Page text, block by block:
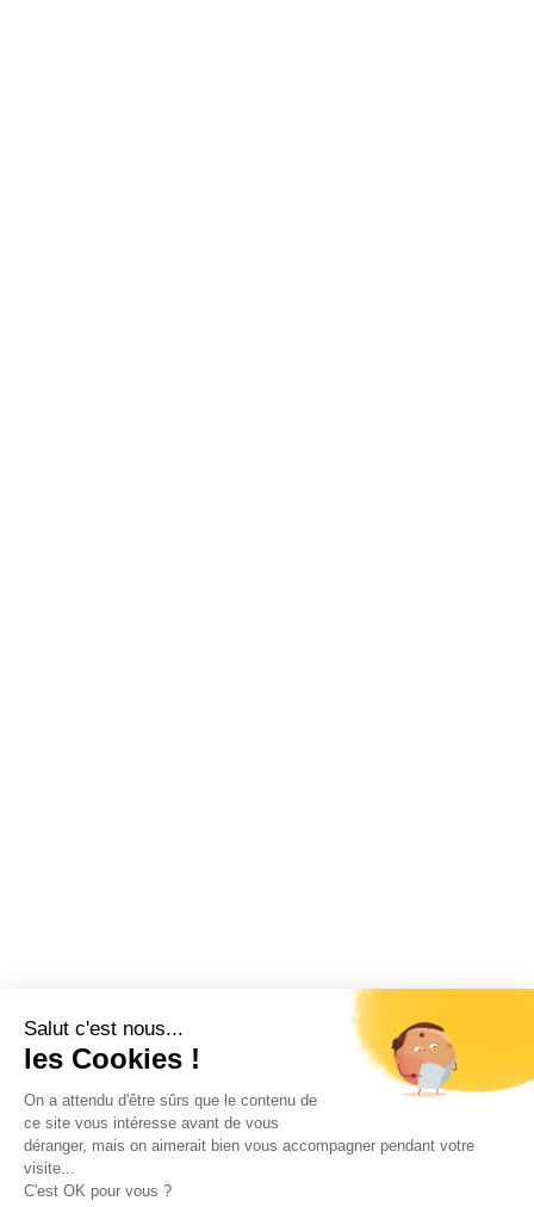
Salut c'est nous...
les Cookies !
On a attendu d'être sûrs que le contenu de
ce site vous intéresse avant de vous
déranger, mais on aimerait bien vous accompagner pendant votre
visite...
C'est OK pour vous ?